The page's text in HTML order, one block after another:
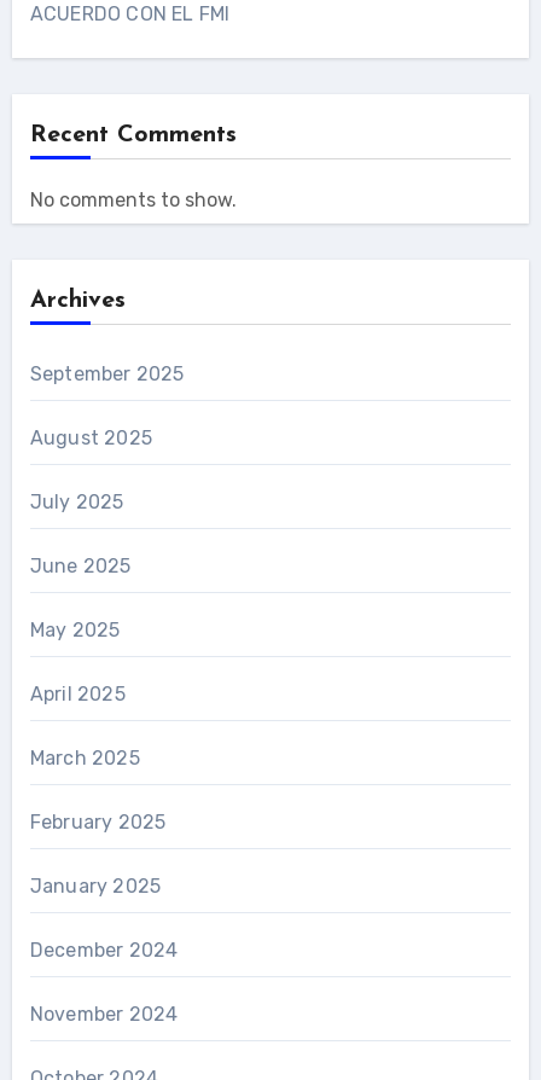
ACUERDO CON EL FMI
Recent Comments
No comments to show.
Archives
September 2025
August 2025
July 2025
June 2025
May 2025
April 2025
March 2025
February 2025
January 2025
December 2024
November 2024